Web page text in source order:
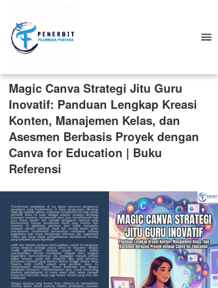
Magic Canva Strategi Jitu Guru
Inovatif: Panduan Lengkap Kreasi
Konten, Manajemen Kelas, dan
Asesmen Berbasis Proyek dengan
Canva for Education | Buku
Referensi